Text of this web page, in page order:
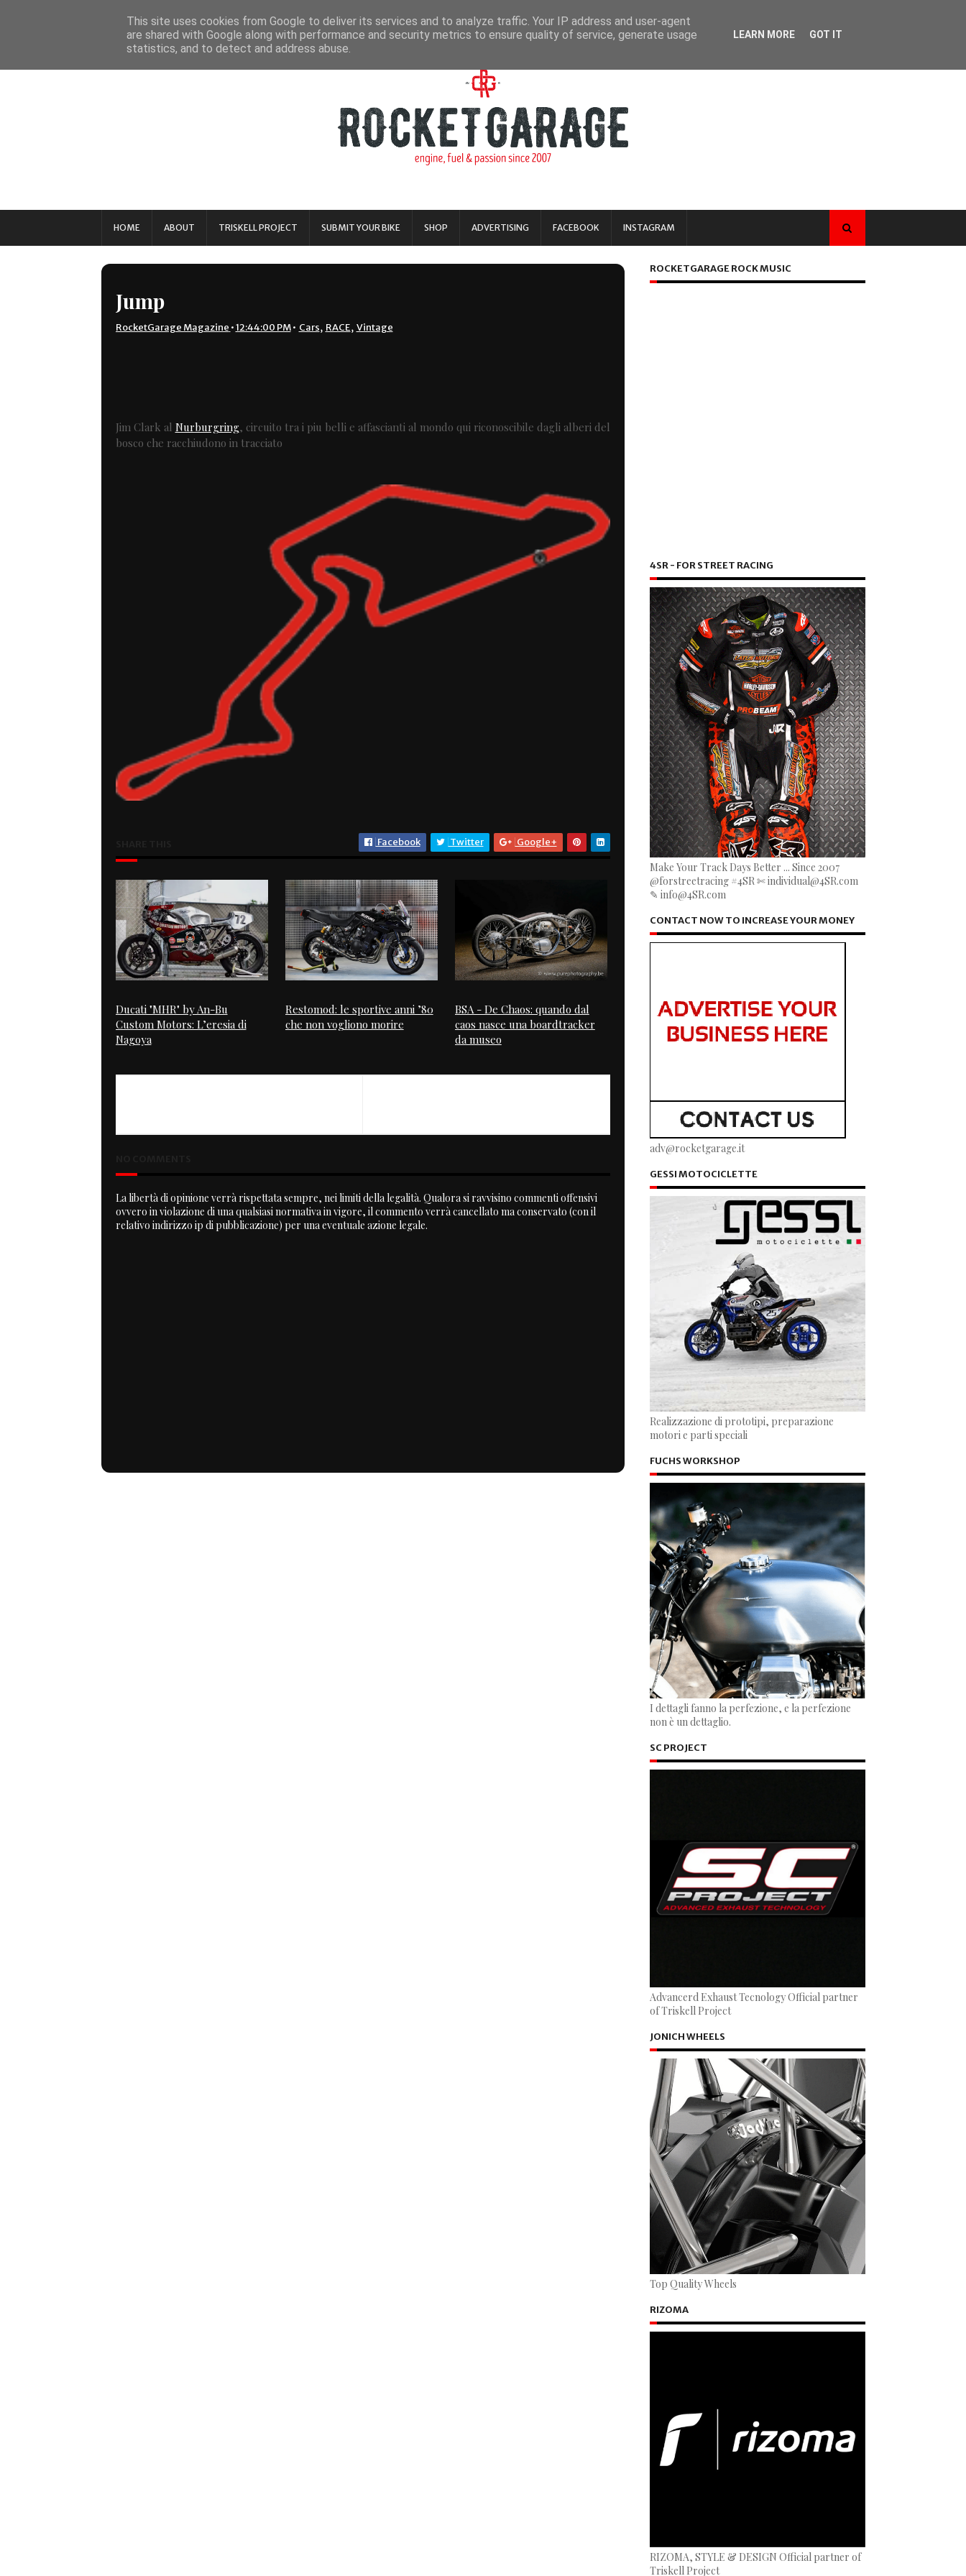
HOME ABOUT TRISKELL PROJECT SUBMIT YOUR BIKE SHOP ADVERTISING FACEBOOK INSTAGRAM
Jump
RocketGarage Magazine •12:44:00 PM • Cars, RACE, Vintage
Jim Clark al Nurburgring, circuito tra i piu belli e affascianti al mondo qui riconoscibile dagli alberi del
bosco che racchiudono in tracciato
Facebook Twitter Google+
Ducati "MHR" by An-Bu
Custom Motors: L’eresia di
Nagoya
Restomod: le sportive anni ’80
che non vogliono morire
BSA - De Chaos: quando dal
caos nasce una boardtracker
da museo
La libertà di opinione verrà rispettata sempre, nei limiti della legalità. Qualora si ravvisino commenti offensivi
ovvero in violazione di una qualsiasi normativa in vigore, il commento verrà cancellato ma conservato (con il
relativo indirizzo ip di pubblicazione) per una eventuale azione legale.
ROCKETGARAGE ROCK MUSIC
4SR - FOR STREET RACING
Make Your Track Days Better ... Since 2007
@forstreetracing #4SR ✄ individual@4SR.com
✎ info@4SR.com
CONTACT NOW TO INCREASE YOUR MONEY
adv@rocketgarage.it
GESSI MOTOCICLETTE
Realizzazione di prototipi, preparazione
motori e parti speciali
FUCHS WORKSHOP
I dettagli fanno la perfezione, e la perfezione
non è un dettaglio.
SC PROJECT
Advancerd Exhaust Tecnology Official partner
of Triskell Project
JONICH WHEELS
Top Quality Wheels
RIZOMA
RIZOMA, STYLE & DESIGN Official partner of
Triskell Project
This site uses cookies from Google to deliver its services and to analyze traffic. Your IP address and user-agent
are shared with Google along with performance and security metrics to ensure quality of service, generate usage
statistics, and to detect and address abuse.
LEARN MORE GOT IT